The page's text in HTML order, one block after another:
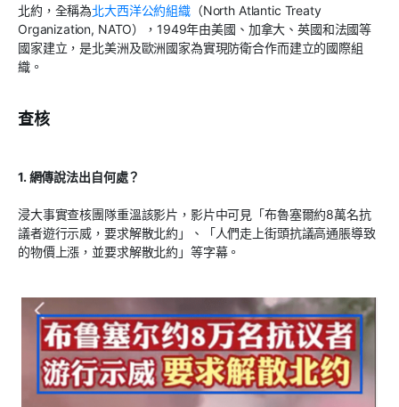
北約，全稱為北大西洋公約組織（North Atlantic Treaty
Organization, NATO），1949年由美國、加拿大、英國和法國等
國家建立，是北美洲及歐洲國家為實現防衛合作而建立的國際組
織。
查核
1. 網傳說法出自何處？
浸大事實查核團隊重溫該影片，影片中可見「布魯塞爾約8萬名抗
議者遊行示威，要求解散北約」、「人們走上街頭抗議高通脹導致
的物價上漲，並要求解散北約」等字幕。